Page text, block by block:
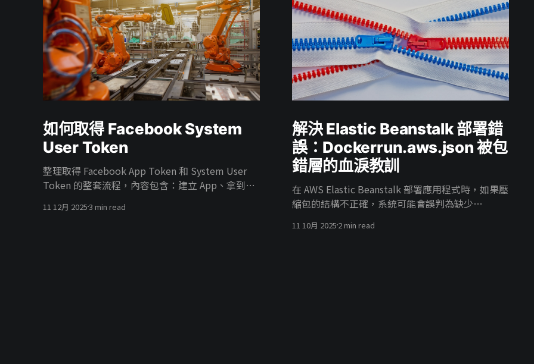
如何取得 Facebook System
User Token
整理取得 Facebook App Token 和 System User
Token 的整套流程，內容包含：建立 App、拿到
帳號權限給 System User、把 App 掛進 Business、
11 12月 20253 min read
解決 Elastic Beanstalk 部署錯
誤：Dockerrun.aws.json 被包
錯層的血淚教訓
在 AWS Elastic Beanstalk 部署應用程式時，如果壓
縮包的結構不正確，系統可能會誤判為缺少
部署失敗。
11 10月 20252 min read